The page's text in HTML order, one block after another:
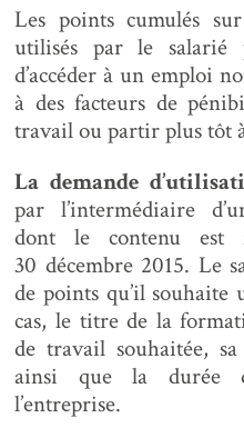
Les points cumulés
utilisés par le
d’accéder à un emploi
à des facteurs de
travail ou partir plus tôt
La demande
par l’intermédiaire
dont le contenu
30 décembre 2015. Le
de points qu’il souhaite
cas, le titre de la
de travail souhaitée,
ainsi que la durée
l’entreprise.